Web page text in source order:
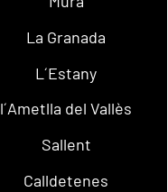
La Granada
L´Estany
l´Ametlla del Vallès
Sallent
Calldetenes